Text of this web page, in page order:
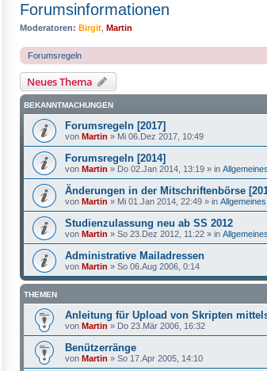
Forumsinformationen
Moderatoren: Birgit Martin
Forumsregeln
Neues Thema
BEKANNTMACHUNGEN
Forumsregeln [2017]
von Martin » Mi 06.Dez 2017, 10:49
Forumsregeln [2014]
von Martin » Do 02.Jan 2014, 13:19 » in
Änderungen in der Mitschriftenbörse
von Martin » Mi 01.Jan 2014, 22:49 » in
Studienzulassung neu ab SS 2012
von Martin » So 23.Dez 2012, 11:22 » in
Administrative Mailadressen
von Martin » So 06.Aug 2006, 0:14
THEMEN
Anleitung für Upload von Skripten
von Martin » Do 23.Mär 2006, 16:32
Benützerränge
von Martin » So 17.Apr 2005, 14:10